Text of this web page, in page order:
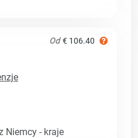
Od € 106.40
Niemcy - kraje